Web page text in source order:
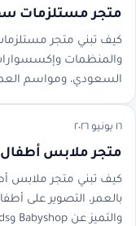
متجر مستلزمات سفر
كيف تبني متجر
والمنظمات
السعودي، ومواسم
١٦ يونيو ٢٠٢٦
متجر ملابس أطفال
كيف تبني متجر ملابس
بالعمر، التصوير على
والتميز عن Babyshop وZara Kids